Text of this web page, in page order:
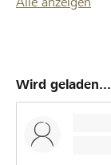
Wird geladen...